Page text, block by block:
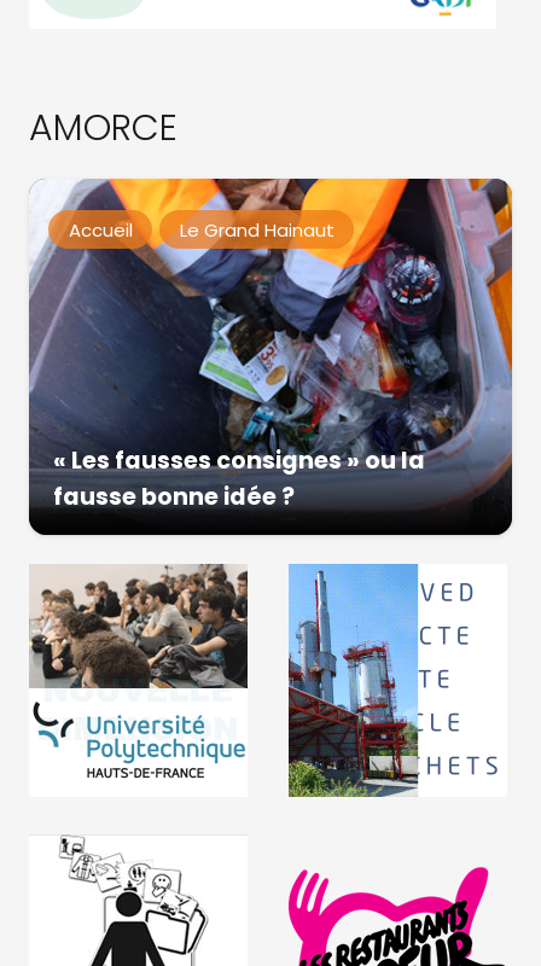
AMORCE
Accueil Le Grand Hainaut
« Les fausses consignes » ou la
fausse bonne idée ?